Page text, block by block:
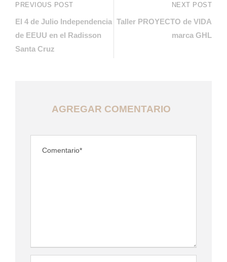
PREVIOUS POST
El 4 de Julio Independencia
de EEUU en el Radisson
Santa Cruz
NEXT POST
Taller PROYECTO de VIDA
marca GHL
AGREGAR COMENTARIO